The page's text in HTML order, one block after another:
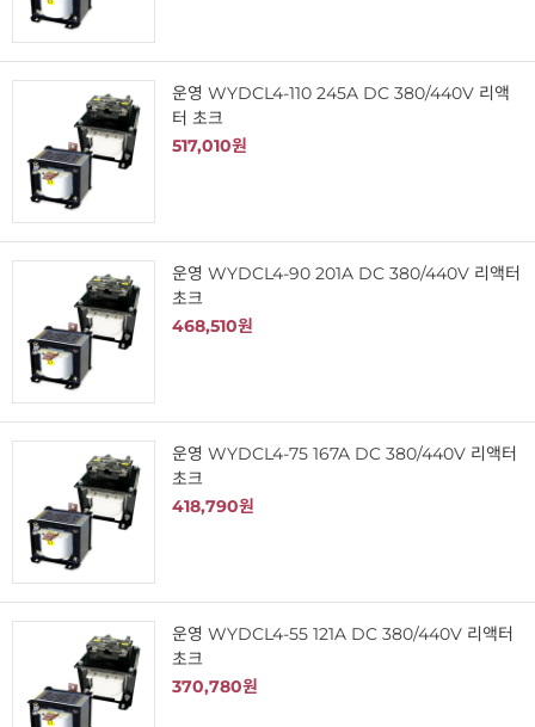
운영 WYDCL4-110 245A DC 380/440V 리액
터 초크
517,010원
운영 WYDCL4-90 201A DC 380/440V 리액터
초크
468,510원
운영 WYDCL4-75 167A DC 380/440V 리액터
초크
418,790원
운영 WYDCL4-55 121A DC 380/440V 리액터
초크
370,780원